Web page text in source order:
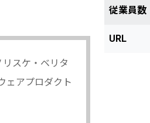
スケ・ベリタ
ェアプロダクト
従業員数
URL